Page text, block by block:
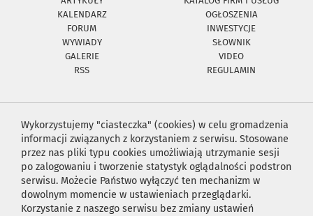
KALENDARZ
OGŁOSZENIA
FORUM
INWESTYCJE
WYWIADY
SŁOWNIK
GALERIE
VIDEO
RSS
REGULAMIN
Wykorzystujemy "ciasteczka" (cookies) w celu gromadzenia
informacji związanych z korzystaniem z serwisu. Stosowane
przez nas pliki typu cookies umożliwiają utrzymanie sesji
po zalogowaniu i tworzenie statystyk oglądalności podstron
serwisu. Możecie Państwo wyłączyć ten mechanizm w
dowolnym momencie w ustawieniach przeglądarki.
Korzystanie z naszego serwisu bez zmiany ustawień